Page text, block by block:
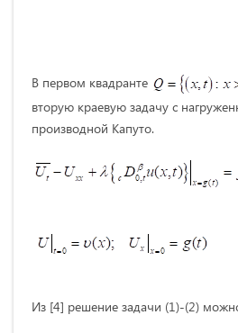
В первом квадранте
вторую краевую задачу с
производной Капуто.
Из [4] решение задачи (1)-(2)